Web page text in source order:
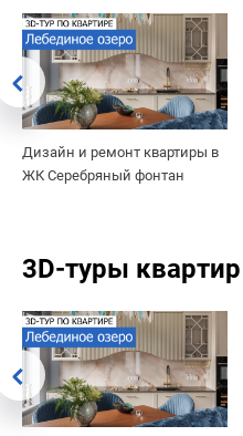
Дизайн и ремонт квартиры в
ЖК Серебряный фонтан
3D-туры квартир